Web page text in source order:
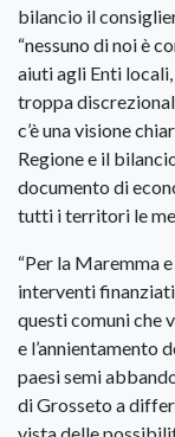
bilancio il
“nessuno di noi è
aiuti agli Enti
troppa
c’è una visione
Regione e il
documento di
tutti i territori le
“Per la Maremma
interventi
questi comuni che
e l’annientamento
paesi semi
di Grosseto a